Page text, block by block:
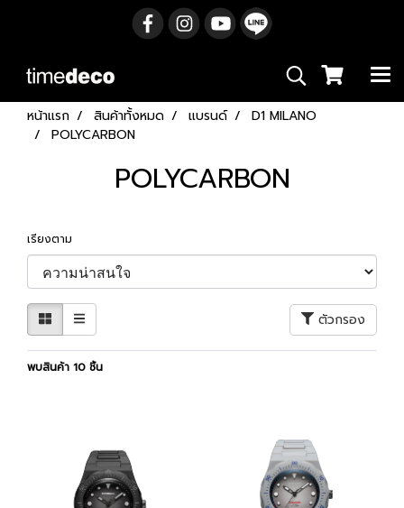
หน้าแรก สินค้าทั้งหมด แบรนด์
D1 MILANO
POLYCARBON
POLYCARBON
เรียงตาม
ตัวกรอง
พบสินค้า 10 ชิ้น